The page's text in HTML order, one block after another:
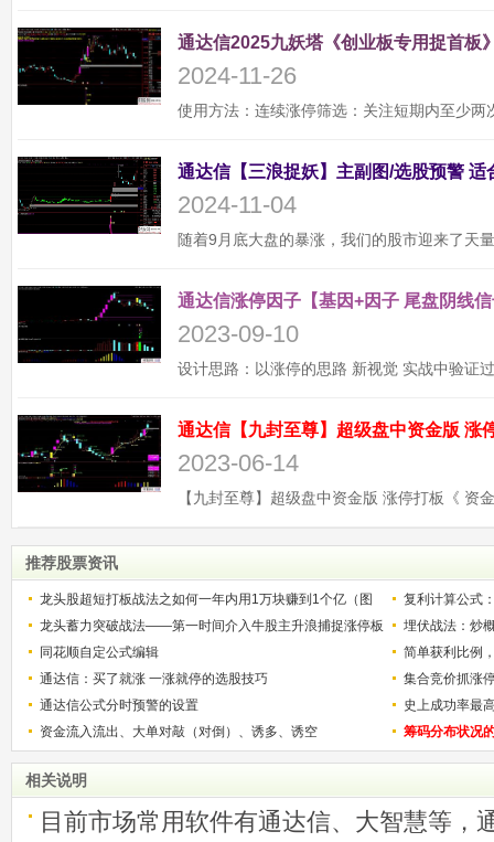
通达信2025九妖塔《创业板专用捉首板
2024-11-26
2024-11-04
通达信涨停因子【基因+因子 尾盘阴线
2023-09-10
2023-06-14
推荐股票资讯
龙头股超短打板战法之如何一年内用1万块赚到1个亿（图
解）
复利计算公式
少？
龙头蓄力突破战法——第一时间介入牛股主升浪捕捉涨停板
的技巧（图解）
埋伏战法：炒
同花顺自定公式编辑
简单获利比例
用
通达信：买了就涨 一涨就停的选股技巧
集合竞价抓涨
通达信公式分时预警的设置
史上成功率最
称选股法宝！
资金流入流出、大单对敲（对倒）、诱多、诱空 筹码分布状况
相关说明
目前市场常用软件有通达信、大智慧等，